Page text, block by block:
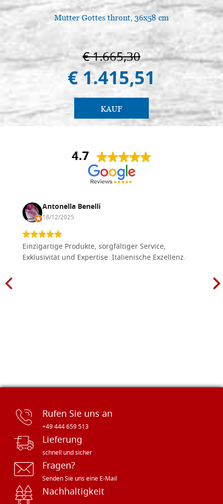
Mutter Gottes thront, 36x58 cm
€ 1.665,30
€ 1.415,51
KAUF
4.7
Antonella Benelli
18/12/2025
Einzigartige Produkte, sorgfältiger Service,
Exklusivität und Expertise. Italienische Exzellenz.
Rufen Sie uns an
+49 444 659 513
Lieferung
schnell und sicher
Fragen?
Senden Sie uns eine E-Mail
Nachhaltigkeit